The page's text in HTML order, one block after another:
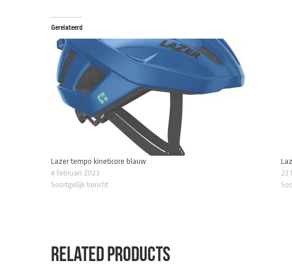
Gerelateerd
Lazer tempo kineticore blauw
4 februari 2023
Soortgelijk bericht
23
Related products